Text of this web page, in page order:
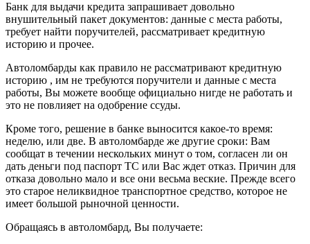
Банк для выдачи кредита запрашивает довольно
внушительный пакет документов: данные с места работы,
требует найти поручителей, рассматривает кредитную
историю и прочее.
Автоломбарды как правило не рассматривают кредитную
историю , им не требуются поручители и данные с места
работы, Вы можете вообще официально нигде не работать и
это не повлияет на одобрение ссуды.
Кроме того, решение в банке выносится какое-то время:
неделю, или две. В автоломбарде же другие сроки: Вам
сообщат в течении нескольких минут о том, согласен ли он
дать деньги под паспорт ТС или Вас ждет отказ. Причин для
отказа довольно мало и все они весьма веские. Прежде всего
это старое неликвидное транспортное средство, которое не
имеет большой рыночной ценности.
Обращаясь в автоломбард, Вы получаете: